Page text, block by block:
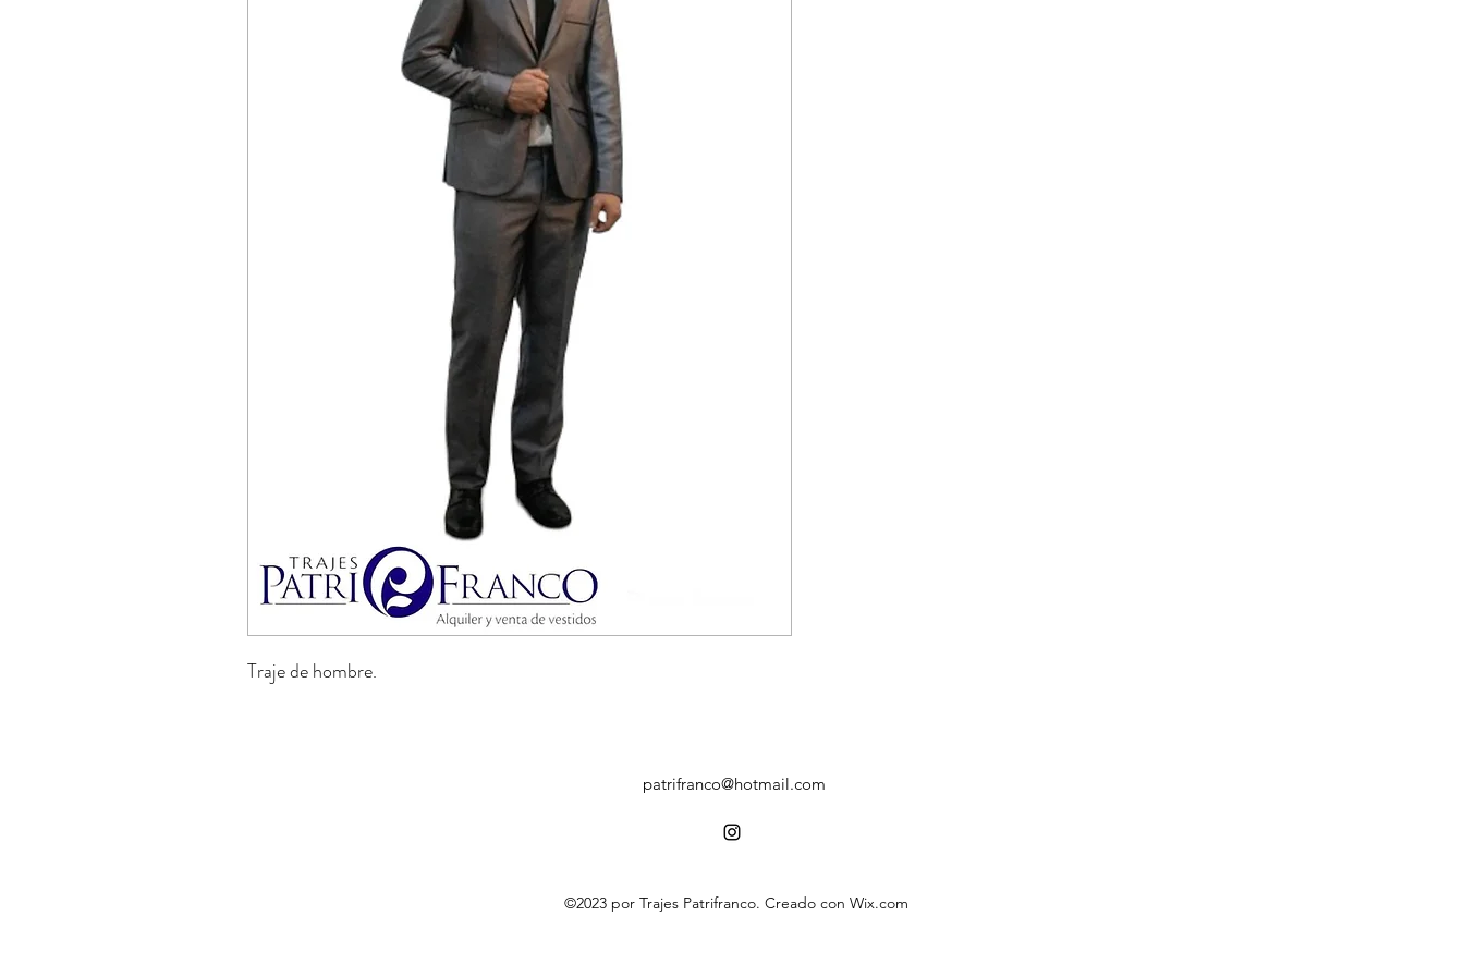
Traje de hombre.
patrifranco@hotmail.com
©2023 por Trajes Patrifranco. Creado con Wix.com